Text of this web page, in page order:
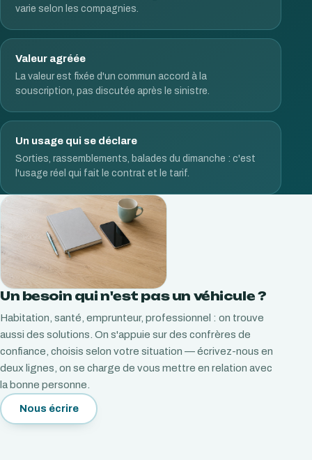
varie selon les compagnies.
Valeur agréée
La valeur est fixée d'un commun accord à la
souscription, pas discutée après le sinistre.
Un usage qui se déclare
Sorties, rassemblements, balades du dimanche : c'est
l'usage réel qui fait le contrat et le tarif.
Un besoin qui n'est pas un véhicule ?
Habitation, santé, emprunteur, professionnel : on trouve
aussi des solutions. On s'appuie sur des confrères de
confiance, choisis selon votre situation — écrivez-nous en
deux lignes, on se charge de vous mettre en relation avec
la bonne personne.
Nous écrire